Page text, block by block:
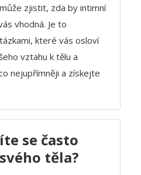
zjistit, zda by intimní
vhodná. Je to
které vás osloví
vztahu k tělu a
nejupřímněji a získejte
se často
těla?